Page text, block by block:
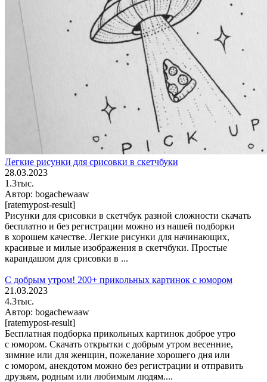
Легкие рисунки для срисовки в скетчбуки
28.03.2023
1.3тыс.
Автор: bogachewaaw
[ratemypost-result]
Рисунки для срисовки в скетчбук разной сложности скачать
бесплатно и без регистрации можно из нашей подборки
в хорошем качестве. Легкие рисунки для начинающих,
красивые и милые изображения в скетчбуки. Простые
карандашом для срисовки в ...
С добрым утром! 200+ прикольных картинок с юмором
21.03.2023
4.3тыс.
Автор: bogachewaaw
[ratemypost-result]
Бесплатная подборка прикольных картинок доброе утро
с юмором. Скачать открытки с добрым утром весенние,
зимние или для женщин, пожелание хорошего дня или
с юмором, анекдотом можно без регистрации и отправить
друзьям, родным или любимым людям....